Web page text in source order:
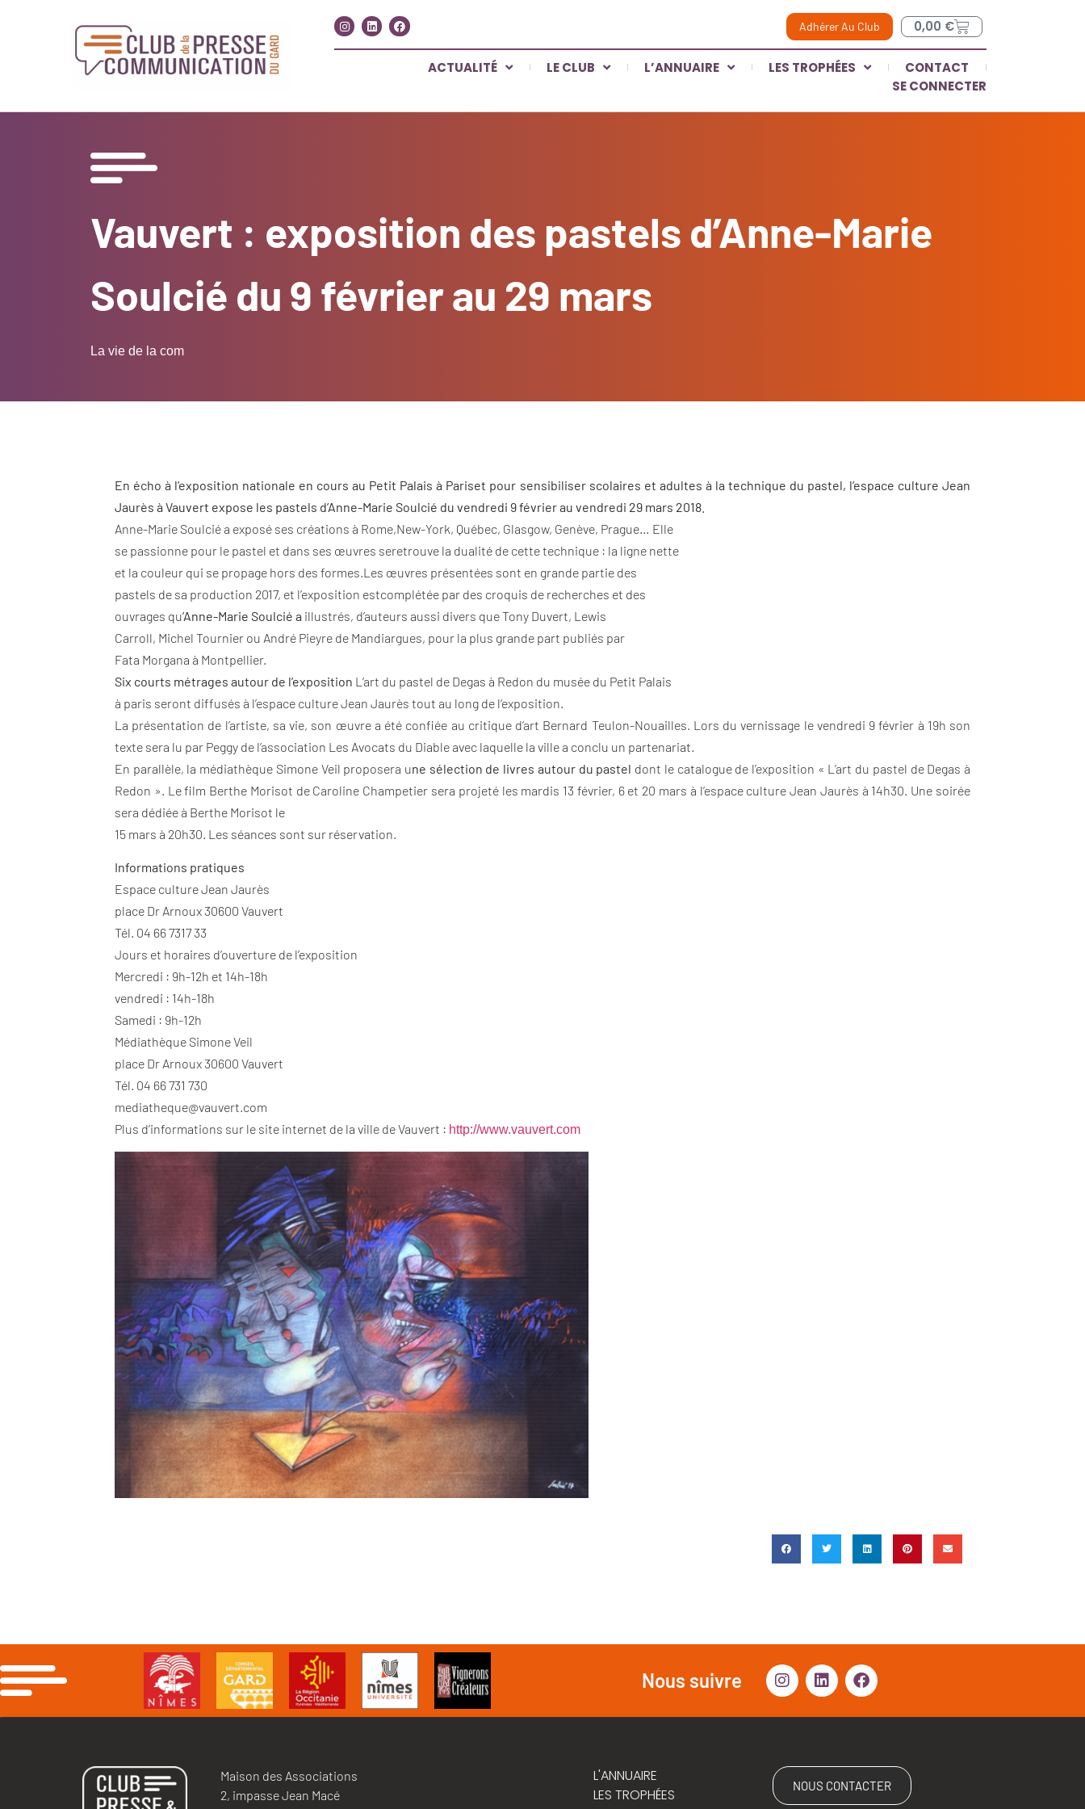
Adhérer Au Club 0,00 €
ACTUALITÉ LE CLUB L’ANNUAIRE LES TROPHÉES
CONTACT
SE CONNECTER
Vauvert : exposition des pastels d’Anne-Marie
Soulcié du 9 février au 29 mars
La vie de la com
En écho à l’exposition nationale en cours au Petit Palais à Pariset pour sensibiliser scolaires et adultes à la technique du pastel, l’espace culture Jean
Jaurès à Vauvert expose les pastels d’Anne-Marie Soulcié du vendredi 9 février au vendredi 29 mars 2018.
Anne-Marie Soulcié a exposé ses créations à Rome,New-York, Québec, Glasgow, Genève, Prague… Elle
se passionne pour le pastel et dans ses œuvres seretrouve la dualité de cette technique : la ligne nette
et la couleur qui se propage hors des formes.Les œuvres présentées sont en grande partie des
pastels de sa production 2017, et l’exposition estcomplétée par des croquis de recherches et des
ouvrages qu’Anne-Marie Soulcié a illustrés, d’auteurs aussi divers que Tony Duvert, Lewis
Carroll, Michel Tournier ou André Pieyre de Mandiargues, pour la plus grande part publiés par
Fata Morgana à Montpellier.
Six courts métrages autour de l’exposition L’art du pastel de Degas à Redon du musée du Petit Palais
à paris seront diffusés à l’espace culture Jean Jaurès tout au long de l’exposition.
La présentation de l’artiste, sa vie, son œuvre a été confiée au critique d’art Bernard Teulon-Nouailles. Lors du vernissage le vendredi 9 février à 19h son
texte sera lu par Peggy de l’association Les Avocats du Diable avec laquelle la ville a conclu un partenariat.
En parallèle, la médiathèque Simone Veil proposera une sélection de livres autour du pastel dont le catalogue de l’exposition « L’art du pastel de Degas à
Redon ». Le film Berthe Morisot de Caroline Champetier sera projeté les mardis 13 février, 6 et 20 mars à l’espace culture Jean Jaurès à 14h30. Une soirée
sera dédiée à Berthe Morisot le
15 mars à 20h30. Les séances sont sur réservation.
Informations pratiques
Espace culture Jean Jaurès
place Dr Arnoux 30600 Vauvert
Tél. 04 66 7317 33
Jours et horaires d’ouverture de l’exposition
Mercredi : 9h-12h et 14h-18h
vendredi : 14h-18h
Samedi : 9h-12h
Médiathèque Simone Veil
place Dr Arnoux 30600 Vauvert
Tél. 04 66 731 730
mediatheque@vauvert.com
Plus d’informations sur le site internet de la ville de Vauvert : http://www.vauvert.com
Nous suivre
Maison des Associations
2, impasse Jean Macé
L'ANNUAIRE
LES TROPHÉES
NOUS CONTACTER